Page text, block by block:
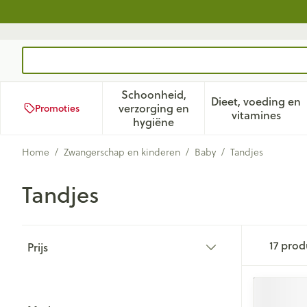
Promoties
Schoonheid,
verzorging en
hygiëneToon submenu voor
Dieet, voeding en
vitamines
Toon
Home / Zwangerschap en kinderen / Baby / Tandjes
Tandjes
Prijs
17